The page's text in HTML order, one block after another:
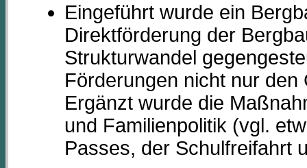
Eingeführt wurde ein
Direktförderung der
Strukturwandel
Förderungen nicht nur
Ergänzt wurde die
und Familienpolitik (vgl.
Passes, der Schulfreifahrt